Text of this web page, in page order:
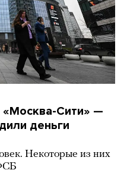
«Москва-Сити» —
деньги
Некоторые из них